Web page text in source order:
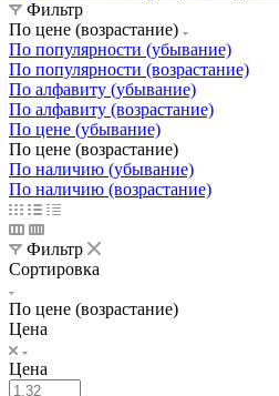
Фильтр
По цене (возрастание)
По популярности (убывание)
По популярности (возрастание)
По алфавиту (убывание)
По алфавиту (возрастание)
По цене (убывание)
По цене (возрастание)
По наличию (убывание)
По наличию (возрастание)
Фильтр
Сортировка
По цене (возрастание)
Цена
Цена